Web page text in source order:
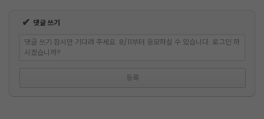
✔ 댓글 쓰기
댓글 쓰기 잠시만 기다려 주세요. 8/11부터 응모하실 수 있습니다. 로그인 하
시겠습니까?